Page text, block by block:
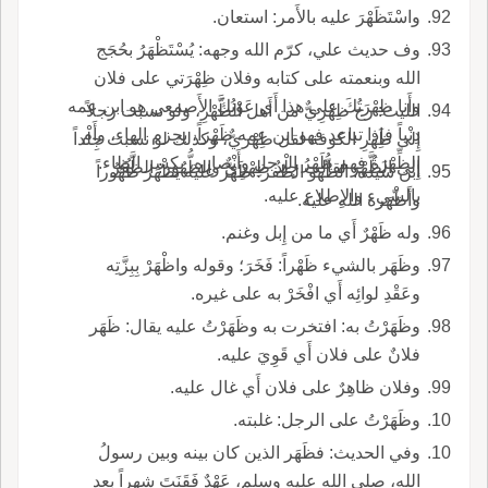
واسْتَظَهْرَ عليه بالأَمر: استعان.
وف حديث علي، كرّم الله وجهه: يُسْتَظْهَرُ بحُجَج
الله وبنعمته على كتابه وفلان ظِهْرَتي على فلان
وأَنا ظِهْرَتُكَ على هذا أَي عَوْنُكَ الأَصمعي هو ابن عمه
دِنْياً فإِذا تباعد فهو ابن عمه ظَهْراً، بجزم الهاء، وأَم
الظِّهْرَةُ فهم ظَهْرُ الرجل وأَنْصاره، بكسر الظاء.
الليث: رج ظِهْرِيٌّ من أَهل الظَّهْرِ، ولو نسبت رجلاً
إِلى ظَهْرِ الكوفة لقل ظِهْريٌّ، وكذلك لو نسبت جِلْداً
إِلى الظَّهْر لقالت جِلْدٌ ظِهْرِيٌّ والظُّهُور: الظَّفَرُ
بالسّيء والإِطلاع عليه.
ابن سيده: الظُّهو الظفر؛ ظَهَر عليه يَظْهَر ظُهُوراً
وأَظْهَره الله عليه.
وله ظَهْرٌ أَي ما من إِبل وغنم.
وظَهَر بالشيء ظَهْراً: فَخَرَ؛ وقوله واظْهَرْ بِبِزَّتِه
وعَقْدِ لوائِه أَي افْخَرْ به على غيره.
وظَهَرْتُ به: افتخرت به وظَهَرْتُ عليه يقال: ظَهَر
فلانٌ على فلان أَي قَوِيَ عليه.
وفلان ظاهِرٌ على فلان أَي غال عليه.
وظَهَرْتُ على الرجل: غلبته.
وفي الحديث: فظَهَر الذين كان بينه وبين رسولُ
الله، صلى الله عليه وسلم، عَهْدٌ فَقَنَتَ شهراً بعد